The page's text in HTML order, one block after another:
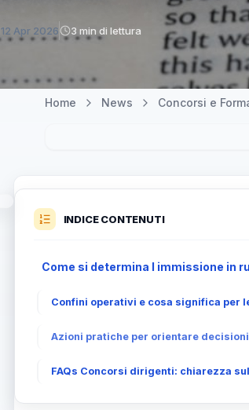
12 Apr 2026 3 min di lettura
Home News Concorsi e
INDICE CONTENUTI
Come si determina l immissione in
Confini operativi e cosa significa per
Azioni pratiche per orientare
FAQs Concorsi dirigenti: chiarezza